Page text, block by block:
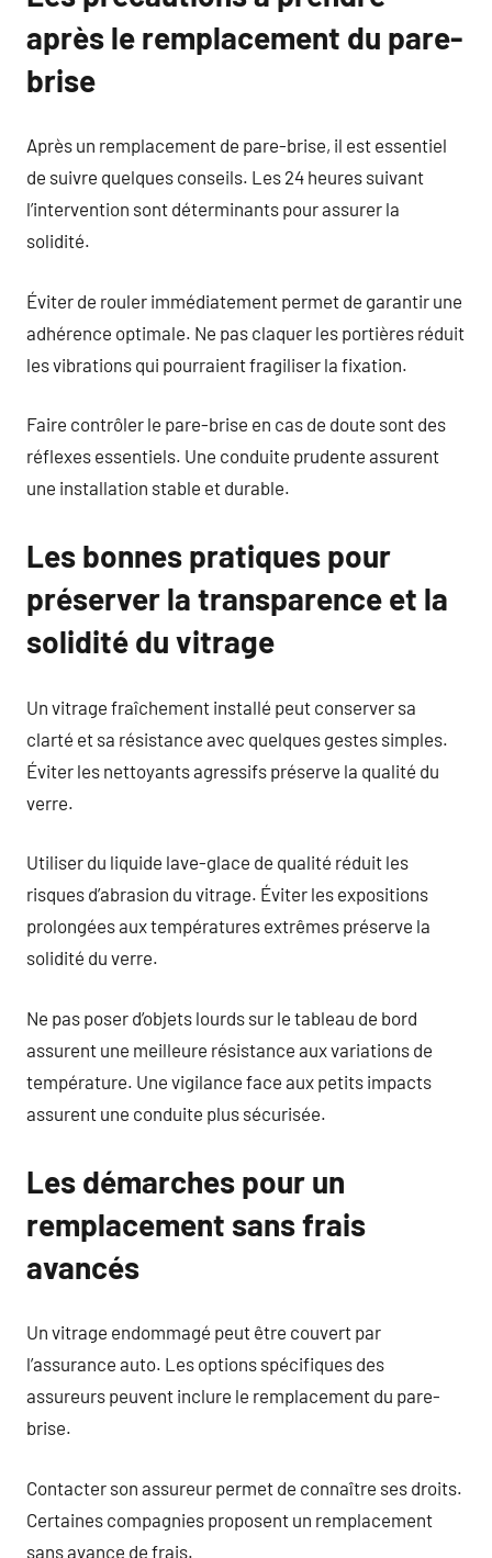
après le remplacement du pare-
brise
Après un remplacement de pare-brise, il est essentiel
de suivre quelques conseils. Les 24 heures suivant
l’intervention sont déterminants pour assurer la
solidité.
Éviter de rouler immédiatement permet de garantir une
adhérence optimale. Ne pas claquer les portières réduit
les vibrations qui pourraient fragiliser la fixation.
Faire contrôler le pare-brise en cas de doute sont des
réflexes essentiels. Une conduite prudente assurent
une installation stable et durable.
Les bonnes pratiques pour
préserver la transparence et la
solidité du vitrage
Un vitrage fraîchement installé peut conserver sa
clarté et sa résistance avec quelques gestes simples.
Éviter les nettoyants agressifs préserve la qualité du
verre.
Utiliser du liquide lave-glace de qualité réduit les
risques d’abrasion du vitrage. Éviter les expositions
prolongées aux températures extrêmes préserve la
solidité du verre.
Ne pas poser d’objets lourds sur le tableau de bord
assurent une meilleure résistance aux variations de
température. Une vigilance face aux petits impacts
assurent une conduite plus sécurisée.
Les démarches pour un
remplacement sans frais
avancés
Un vitrage endommagé peut être couvert par
l’assurance auto. Les options spécifiques des
assureurs peuvent inclure le remplacement du pare-
brise.
Contacter son assureur permet de connaître ses droits.
Certaines compagnies proposent un remplacement
sans avance de frais.